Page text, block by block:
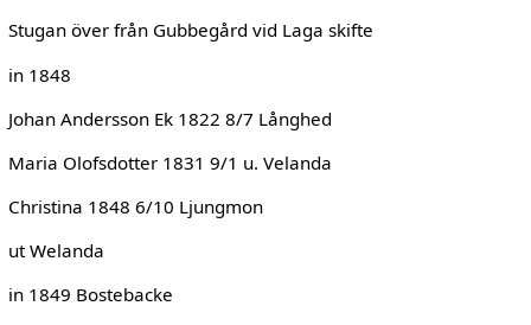
Stugan över från Gubbegård vid Laga skifte
in 1848
Johan Andersson Ek 1822 8/7 Långhed
Maria Olofsdotter 1831 9/1 u. Velanda
Christina 1848 6/10 Ljungmon
ut Welanda
in 1849 Bostebacke